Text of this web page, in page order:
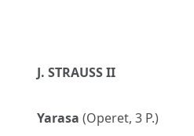
J. STRAUSS II
Yarasa (Operet, 3 P.)